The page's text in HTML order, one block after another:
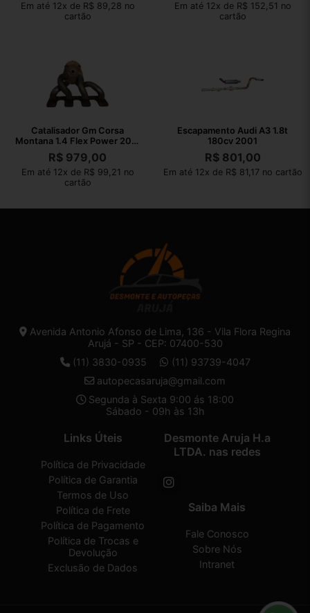
Em até 12x de R$ 89,28 no
cartão
Em até 12x de R$ 152,51 no
cartão
Catalisador Gm Corsa
Montana 1.4 Flex Power 2011
2012
R$ 979,00
Em até 12x de R$ 99,21 no
cartão
Escapamento Audi A3 1.8t
180cv 2001
R$801,00
Em até 12x de R$ 81,17 no cartão
Avenida Antonio Afonso de Lima, 136 - Vila Flora Regina
Arujá - SP - CEP: 07400-530
(11) 3830-0935
(11) 93739-4047
autopecasaruja@gmail.com
Segunda à Sexta 9:00 ás 18:00
Sábado - 09h às 13h
Links Úteis
Política de Privacidade
Política de Garantia
Termos de Uso
Política de Frete
Política de Pagamento
Política de Trocas e
Devolução
Exclusão de Dados
Desmonte Aruja H.a
LTDA. nas redes
Saiba Mais
Fale Conosco
Sobre Nós
Intranet